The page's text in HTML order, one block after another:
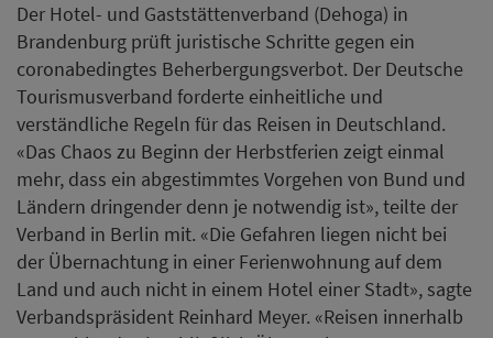
Der Hotel- und Gaststättenverband (Dehoga) in
Brandenburg prüft juristische Schritte gegen ein
coronabedingtes Beherbergungsverbot. Der Deutsche
Tourismusverband forderte einheitliche und
verständliche Regeln für das Reisen in Deutschland.
«Das Chaos zu Beginn der Herbstferien zeigt einmal
mehr, dass ein abgestimmtes Vorgehen von Bund und
Ländern dringender denn je notwendig ist», teilte der
Verband in Berlin mit. «Die Gefahren liegen nicht bei
der Übernachtung in einer Ferienwohnung auf dem
Land und auch nicht in einem Hotel einer Stadt», sagte
Verbandspräsident Reinhard Meyer. «Reisen innerhalb